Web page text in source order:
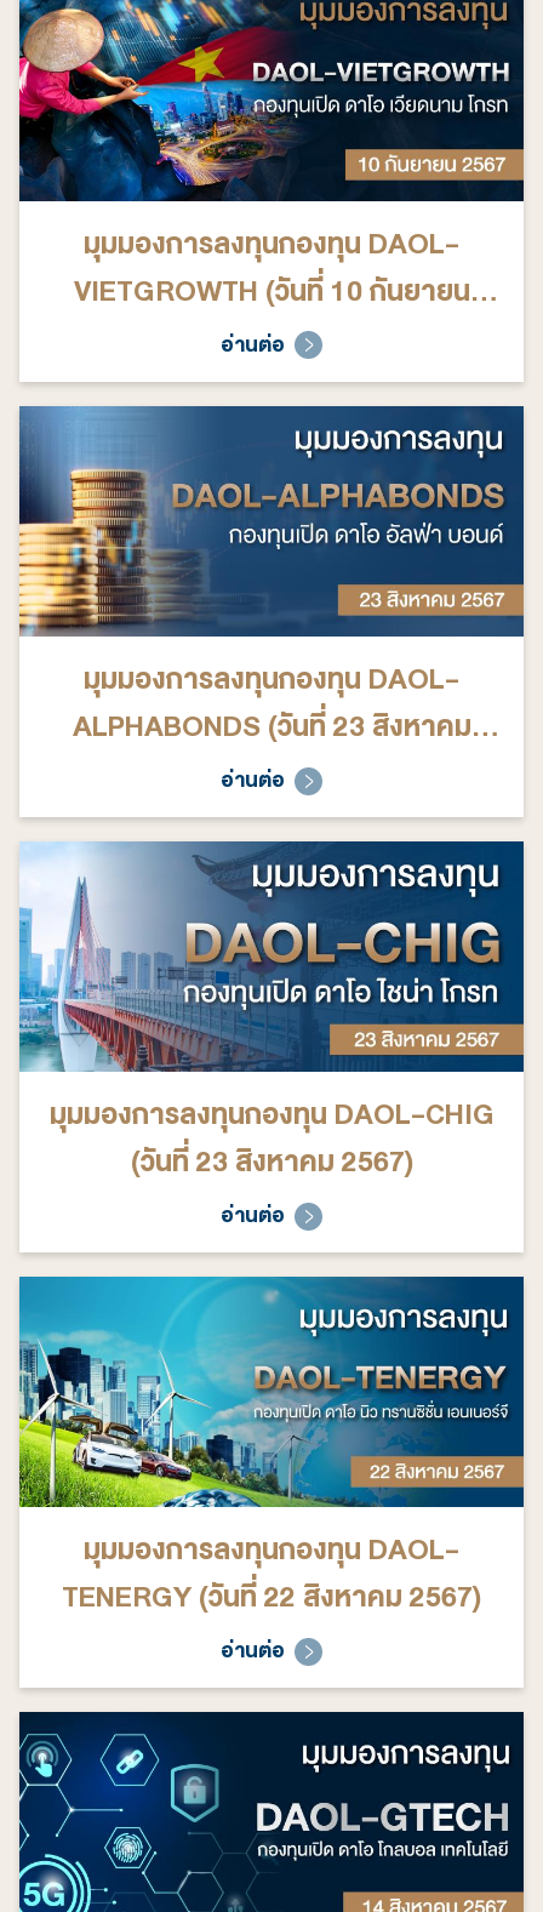
มุมมองการลงทุนกองทุน DAOL-
VIETGROWTH (วันที่ 10 กันยายน
2567)
อ่านต่อ
มุมมองการลงทุนกองทุน DAOL-
ALPHABONDS (วันที่ 23 สิงหาคม
2567)
อ่านต่อ
มุมมองการลงทุนกองทุน DAOL-CHIG
(วันที่ 23 สิงหาคม 2567)
อ่านต่อ
มุมมองการลงทุนกองทุน DAOL-
TENERGY (วันที่ 22 สิงหาคม 2567)
อ่านต่อ